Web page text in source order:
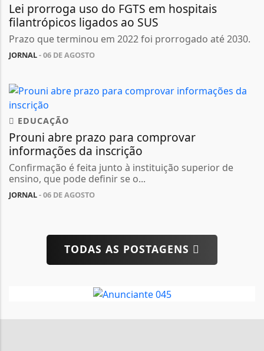
Lei prorroga uso do FGTS em hospitais
filantrópicos ligados ao SUS
Prazo que terminou em 2022 foi prorrogado até 2030.
JORNAL- 06 DE AGOSTO
EDUCAÇÃO
Prouni abre prazo para comprovar
informações da inscrição
Confirmação é feita junto à instituição superior de
ensino, que pode definir se o...
JORNAL- 06 DE AGOSTO
TODAS AS POSTAGENS